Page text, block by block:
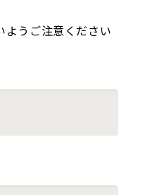
うご注意ください